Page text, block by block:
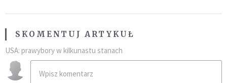
SKOMENTUJ ARTYKUŁ
USA: prawybory w kilkunastu stanach